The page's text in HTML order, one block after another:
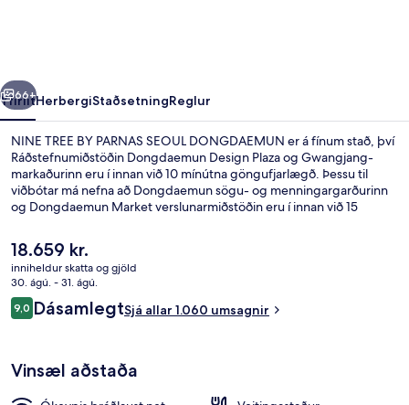
Næsta
66+
YfirlitHerbergiStaðsetningReglur
NINE TREE BY PARNAS SEOUL DONGDAEMUN er á fínum stað, því
Ráðstefnumiðstöðin Dongdaemun Design Plaza og Gwangjang-
markaðurinn eru í innan við 10 mínútna göngufjarlægð. Þessu til
viðbótar má nefna að Dongdaemun sögu- og menningargarðurinn
og Dongdaemun Market verslunarmiðstöðin eru í innan við 15
verið mjög ánægðir en meðal þess sem þeir nefna sem sérstaka kosti
eru hjálpsamt starfsfólk og ástand gististaðarins almennt.
Gististaðurinn er stutt frá almenningssamgöngum: Dongdaemun
History and Culture Park lestarstöðin er í 5 mínútna göngufjarlægð
og Euljiro 4-ga lestarstöðin í 5 mínútna.
Núverandi
verð
er
18.659 kr.
18.659 kr.
inniheldur skatta og gjöld
30. ágú. - 31. ágú.
Umsagnir
9,09,0 af 10
DásamlegtSjá allar 1.060 umsagnir
Vinsæl aðstaða